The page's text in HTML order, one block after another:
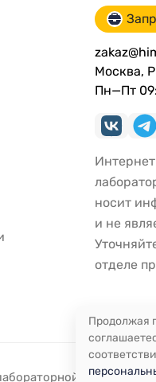
Москва,
Пн—Пт
носит
и не
отделе
посуды и
Продолжая